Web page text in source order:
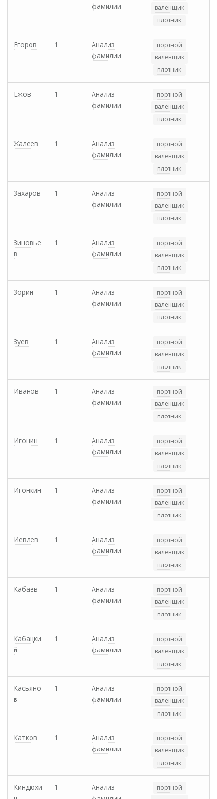
фамилии
валенщик
плотник
Егоров 1
Анализ
фамилии
портной
валенщик
плотник
Ежов 1
Анализ
фамилии
портной
валенщик
плотник
Жалеев 1
Анализ
фамилии
портной
валенщик
плотник
Захаров 1
Анализ
фамилии
портной
валенщик
плотник
Зиновье
в
1
Анализ
фамилии
портной
валенщик
плотник
Зорин 1
Анализ
фамилии
портной
валенщик
плотник
Зуев 1
Анализ
фамилии
портной
валенщик
плотник
Иванов 1
Анализ
фамилии
портной
валенщик
плотник
Игонин 1
Анализ
фамилии
портной
валенщик
плотник
Игонкин 1
Анализ
фамилии
портной
валенщик
плотник
Иевлев 1
Анализ
фамилии
портной
валенщик
плотник
Кабаев 1
Анализ
фамилии
портной
валенщик
плотник
Кабацки
й
1
Анализ
фамилии
портной
валенщик
плотник
Касьяно
в
1
Анализ
фамилии
портной
валенщик
плотник
Катков 1
Анализ
фамилии
портной
валенщик
плотник
Киндюхи
1
Анализ
портной